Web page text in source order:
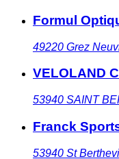
Formul
49220 Grez
VELOLAND
53940 SAINT
Franck
53940 St